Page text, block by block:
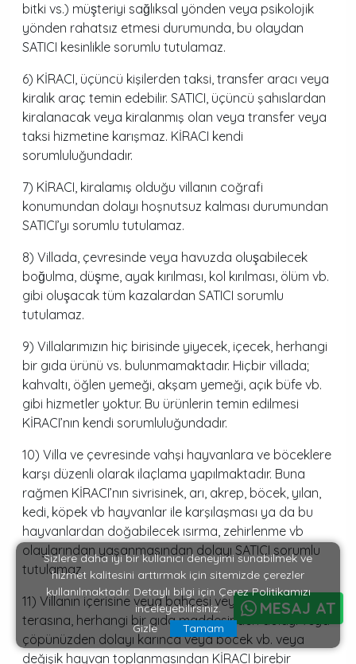
bitki vs.) müşteriyi sağlıksal yönden veya psikolojik
yönden rahatsız etmesi durumunda, bu olaydan
SATICI kesinlikle sorumlu tutulamaz.
6) KİRACI, üçüncü kişilerden taksi, transfer aracı veya
kiralık araç temin edebilir. SATICI, üçüncü şahıslardan
kiralanacak veya kiralanmış olan veya transfer veya
taksi hizmetine karışmaz. KİRACI kendi
sorumluluğundadır.
7) KİRACI, kiralamış olduğu villanın coğrafi
konumundan dolayı hoşnutsuz kalması durumundan
SATICI’yı sorumlu tutulamaz.
8) Villada, çevresinde veya havuzda oluşabilecek
boğulma, düşme, ayak kırılması, kol kırılması, ölüm vb.
gibi oluşacak tüm kazalardan SATICI sorumlu
tutulamaz.
9) Villalarımızın hiç birisinde yiyecek, içecek, herhangi
bir gıda ürünü vs. bulunmamaktadır. Hiçbir villada;
kahvaltı, öğlen yemeği, akşam yemeği, açık büfe vb.
gibi hizmetler yoktur. Bu ürünlerin temin edilmesi
KİRACI’nın kendi sorumluluğundadır.
10) Villa ve çevresinde vahşi hayvanlara ve böceklere
karşı düzenli olarak ilaçlama yapılmaktadır. Buna
rağmen KİRACI’nın sivrisinek, arı, akrep, böcek, yılan,
kedi, köpek vb hayvanlar ile karşılaşması ya da bu
hayvanlardan doğabilecek ısırma, zehirlenme vb
olaylarından yaşanmasından dolayı SATICI sorumlu
tutulamaz.
11) Villanın içerisine veya bahçesi veya havuz
terasına, herhangi bir gıda maddesinden dolayı veya
çöpünüzden dolayı karınca veya böcek vb. veya
değişik hayvan toplanmasından KİRACI birebir
MESAJ AT
Sizlere daha iyi bir kullanıcı deneyimi sunabilmek ve
hizmet kalitesini arttırmak için sitemizde çerezler
kullanılmaktadır. Detaylı bilgi için Çerez Politikamızı
inceleyebilirsiniz.
Gizle
Tamam